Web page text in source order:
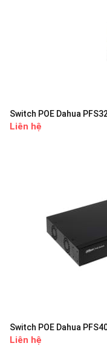
Switch POE Dahua
Liên hệ
Switch POE Dahua
Liên hệ